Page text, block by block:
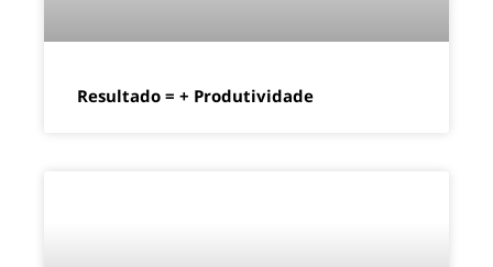
Resultado = + Produtividade